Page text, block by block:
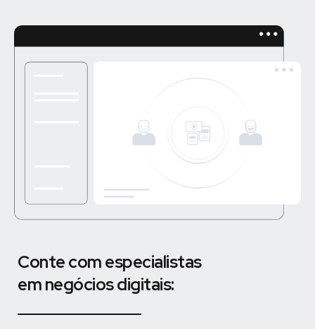
Conte com especialistas
em negócios digitais: